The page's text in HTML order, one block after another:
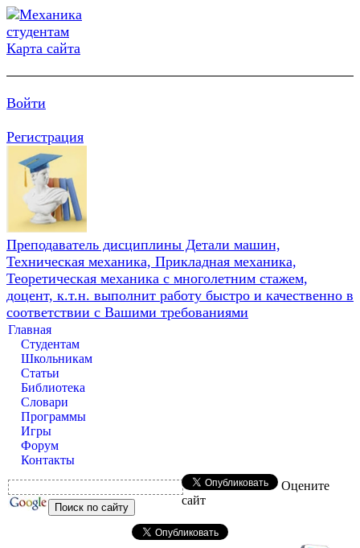
Карта сайта
Войти
Регистрация
Преподаватель дисциплины Детали машин,
Техническая механика, Прикладная механика,
Теоретическая механика с многолетним стажем,
доцент, к.т.н. выполнит работу быстро и качественно в
соответствии с Вашими требованиями
Главная
Студентам
Школьникам
Статьи
Библиотека
Словари
Программы
Игры
Форум
Контакты
Оцените
сайт